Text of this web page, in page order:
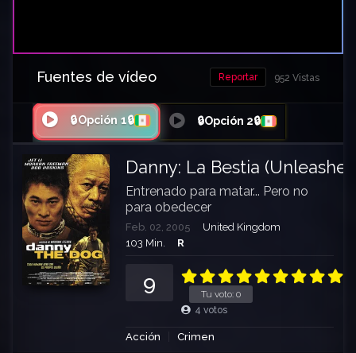
Fuentes de vídeo 952 Vistas
Reportar
🔒Opción 1🔒 🔒Opción 2🔒
Danny: La Bestia
Entrenado para matar... Pero no
para obedecer
Feb. 02, 2005
United Kingdom
103 Min.
R
Tu voto: 0
9
4 votos
Acción Crimen